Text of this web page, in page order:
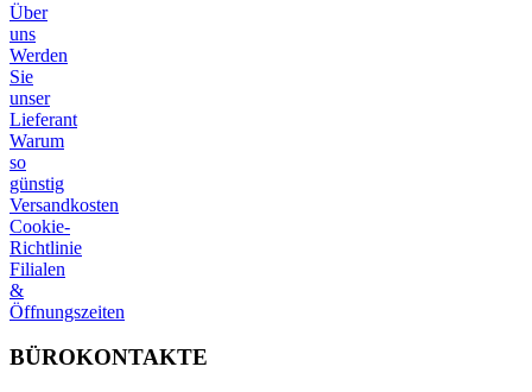
Über
uns
Werden
Sie
unser
Lieferant
Warum
so
günstig
Versandkosten
Cookie-
Richtlinie
Filialen
&
Öffnungszeiten
BÜROKONTAKTE